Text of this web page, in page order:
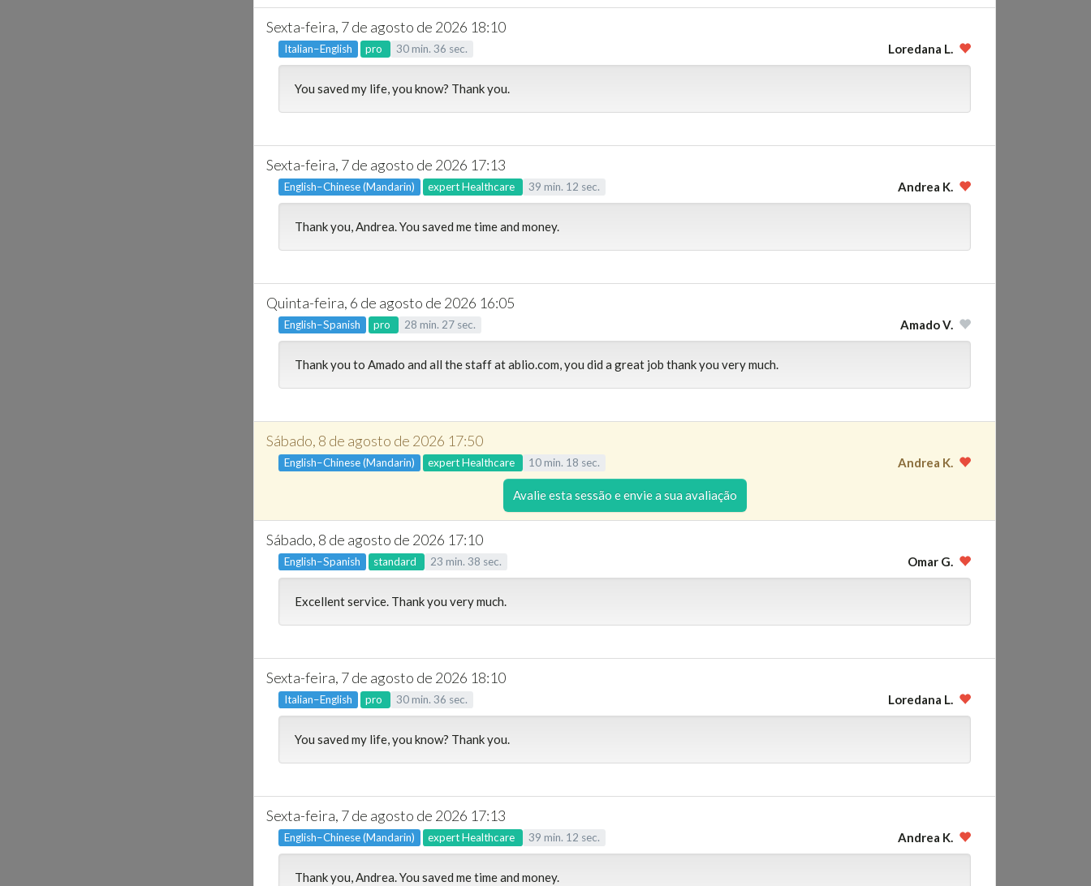
Sexta-feira, 7 de agosto de 2026 18:10
Italian–English pro 30 min. 36 sec. Loredana L.
You saved my life, you know? Thank you.
Sexta-feira, 7 de agosto de 2026 17:13
English–Chinese (Mandarin) expertHealthcare 39 min. 12 sec. Andrea K.
Thank you, Andrea. You saved me time and money.
Quinta-feira, 6 de agosto de 2026 16:05
English–Spanish pro 28 min. 27 sec. Amado V.
Thank you to Amado and all the staff at ablio.com, you did a great job thank you very much.
Sábado, 8 de agosto de 2026 17:50
English–Chinese (Mandarin) expertHealthcare 10 min. 18 sec. Andrea K.
Avalie esta sessão e envie a sua avaliação
Sábado, 8 de agosto de 2026 17:10
English–Spanish standard 23 min. 38 sec. Omar G.
Excellent service. Thank you very much.
Sexta-feira, 7 de agosto de 2026 18:10
Italian–English pro 30 min. 36 sec. Loredana L.
You saved my life, you know? Thank you.
Sexta-feira, 7 de agosto de 2026 17:13
English–Chinese (Mandarin) expertHealthcare 39 min. 12 sec. Andrea K.
Thank you, Andrea. You saved me time and money.